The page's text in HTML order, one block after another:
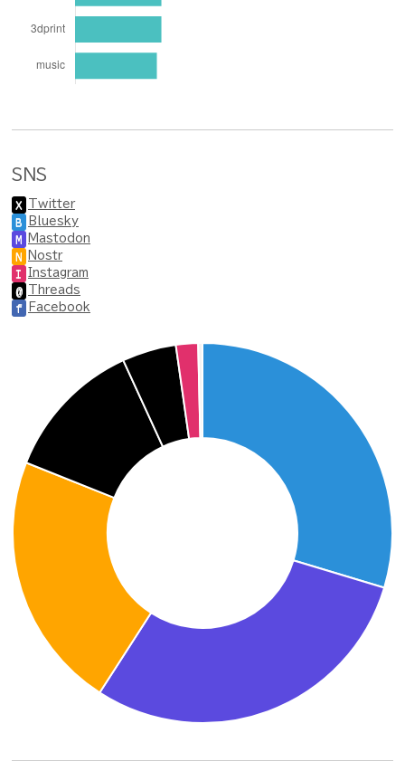
SNS
X Twitter
B Bluesky
M Mastodon
N Nostr
I Instagram
@ Threads
f Facebook